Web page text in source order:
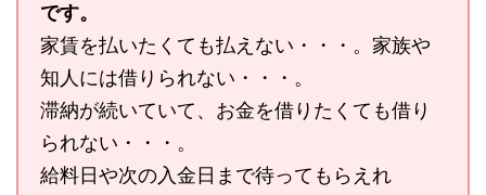
です。
家賃を払いたくても払えない・・・。家族や
知人には借りられない・・・。
滞納が続いていて、お金を借りたくても借り
られない・・・。
給料日や次の入金日まで待ってもらえれ